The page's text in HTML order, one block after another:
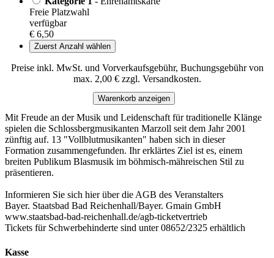
Freie Platzwahl
verfügbar
€ 6,50
Zuerst Anzahl wählen
Preise inkl. MwSt. und Vorverkaufsgebühr, Buchungsgebühr von
max. 2,00 € zzgl. Versandkosten.
Warenkorb anzeigen
Mit Freude an der Musik und Leidenschaft für traditionelle Klänge
spielen die Schlossbergmusikanten Marzoll seit dem Jahr 2001
zünftig auf. 13 "Vollblutmusikanten" haben sich in dieser
Formation zusammengefunden. Ihr erklärtes Ziel ist es, einem
breiten Publikum Blasmusik im böhmisch-mähreischen Stil zu
präsentieren.
Informieren Sie sich hier über die AGB des Veranstalters
Bayer. Staatsbad Bad Reichenhall/Bayer. Gmain GmbH
www.staatsbad-bad-reichenhall.de/agb-ticketvertrieb
Tickets für Schwerbehinderte sind unter 08652/2325 erhältlich
Kasse